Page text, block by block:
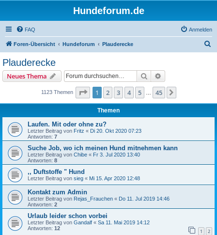
Hundeforum.de
FAQ Anmelden
Foren-Übersicht Hundeforum Plauderecke
Plauderecke
Neues Thema Suche
1123 Themen Seite 1von 45
1 2 3 4 5 45
Themen
Laufen. Mit oder ohne zu?
Letzter Beitrag von Fritz « Di 20. Okt 2020 07:23
Antworten: 7
Suche Job, wo ich meinen Hund mitnehmen kann
Letzter Beitrag von Chibe « Fr 3. Jul 2020 13:40
Antworten: 8
,, Duftstoffe " Hund
Letzter Beitrag von sieg « Mi 15. Apr 2020 12:48
Kontakt zum Admin
Letzter Beitrag von Rejas_Frauchen « Do 11. Jul 2019 14:46
Antworten: 2
Urlaub leider schon vorbei
Letzter Beitrag von Gandalf « Sa 11. Mai 2019 14:12
Antworten: 12 1 2